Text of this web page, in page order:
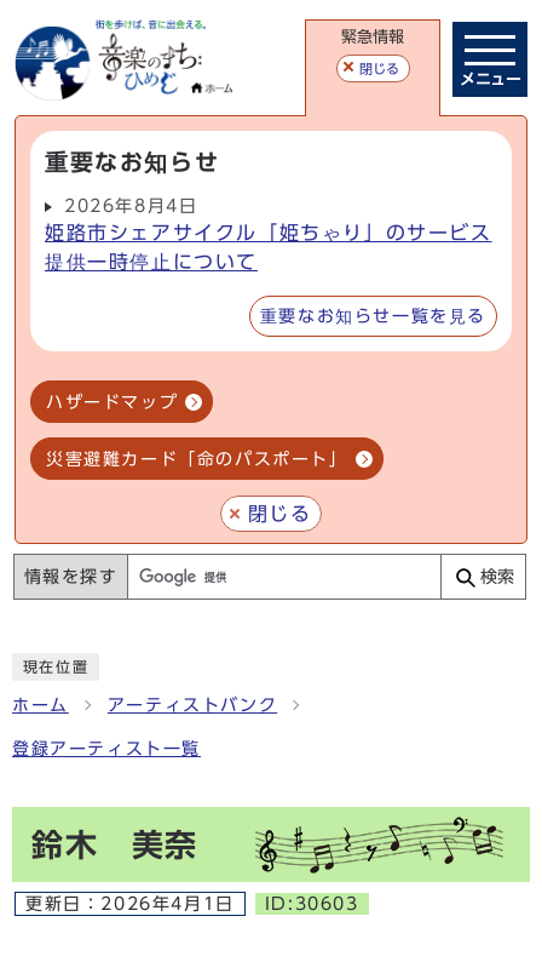
緊急情報
閉じる
重要なお知らせ
2026年8月4日
姫路市シェアサイクル「姫ちゃり」のサービス
提供一時停止について
重要なお知らせ一覧を見る
ハザードマップ
災害避難カード「命のパスポート」
閉じる
メニュー
情報を探す 検索
現在位置
ホーム アーティストバンク
登録アーティスト一覧
鈴木 美奈
更新日： 2026年4月1日 ID:30603